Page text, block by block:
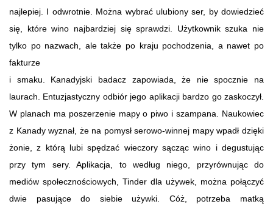
najlepiej. I odwrotnie. Można wybrać ulubiony ser, by dowiedzieć
się, które wino najbardziej się sprawdzi. Użytkownik szuka nie
tylko po nazwach, ale także po kraju pochodzenia, a nawet po
fakturze
i smaku. Kanadyjski badacz zapowiada, że nie spocznie na
laurach. Entuzjastyczny odbiór jego aplikacji bardzo go zaskoczył.
W planach ma poszerzenie mapy o piwo i szampana. Naukowiec
z Kanady wyznał, że na pomysł serowo-winnej mapy wpadł dzięki
żonie, z którą lubi spędzać wieczory sącząc wino i degustując
przy tym sery. Aplikacja, to według niego, przyrównując do
mediów społecznościowych, Tinder dla używek, można połączyć
dwie pasujące do siebie używki. Cóż, potrzeba matką